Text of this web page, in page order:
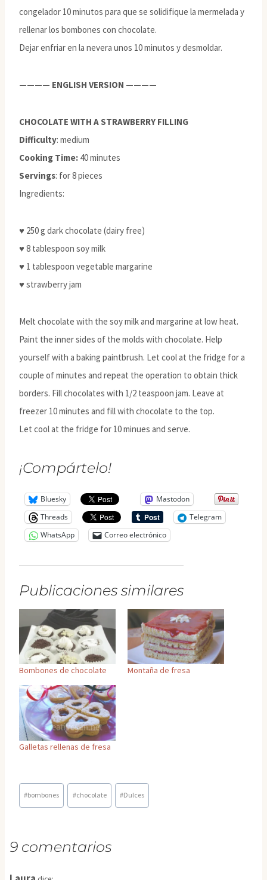
congelador 10 minutos para que se solidifique la mermelada y
rellenar los bombones con chocolate.
Dejar enfriar en la nevera unos 10 minutos y desmoldar.
———— ENGLISH VERSION ————
CHOCOLATE WITH A STRAWBERRY FILLING
Difficulty: medium
Cooking Time: 40 minutes
Servings: for 8 pieces
Ingredients:
♥ 250 g dark chocolate (dairy free)
♥ 8 tablespoon soy milk
♥ 1 tablespoon vegetable margarine
♥ strawberry jam
Melt chocolate with the soy milk and margarine at low heat.
Paint the inner sides of the molds with chocolate. Help
yourself with a baking paintbrush. Let cool at the fridge for a
couple of minutes and repeat the operation to obtain thick
borders. Fill chocolates with 1/2 teaspoon jam. Leave at
freezer 10 minutes and fill with chocolate to the top.
Let cool at the fridge for 10 minues and serve.
¡Compártelo!
Bluesky
Mastodon
Threads
Telegram
WhatsApp
Correo electrónico
Publicaciones similares
Bombones de chocolate Montaña de fresa
Galletas rellenas de fresa
Etiquetas
de
#bombones #chocolate #Dulces
9 comentarios